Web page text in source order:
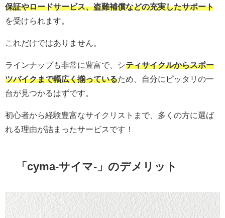
保証やロードサービス、盗難補償などの充実したサポート
を受けられます。
これだけではありません。
ラインナップも非常に豊富で、シティサイクルからスポー
ツバイクまで幅広く揃っているため、自分にピッタリの一
台が見つかるはずです。
初心者から経験豊富なサイクリストまで、多くの方に選ば
れる理由が詰まったサービスです！
「cyma-サイマ-」のデメリット